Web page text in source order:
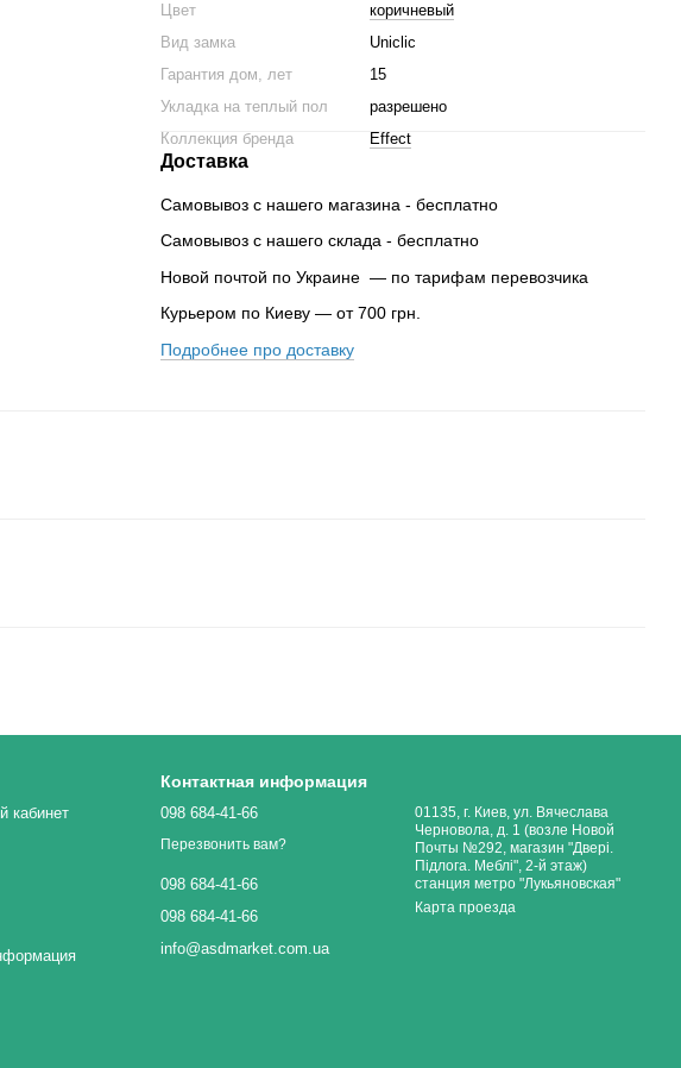
Цвет
коричневый
Вид замка
Uniclic
Гарантия дом, лет
15
Укладка на теплый пол
разрешено
Коллекция бренда
Effect
Доставка
Самовывоз с нашего магазина - бесплатно
Самовывоз с нашего склада - бесплатно
Новой почтой по Украине — по тарифам перевозчика
Курьером по Киеву — от 700 грн.
Подробнее про доставку
кабинет
Контактная информация
098 684-41-66
Перезвонить вам?
098 684-41-66
098 684-41-66
info@asdmarket.com.ua
01135, г. Киев, ул. Вячеслава
Черновола, д. 1 (возле Новой
Почты №292, магазин "Двері.
Підлога. Меблі", 2-й этаж)
станция метро "Лукьяновская"
Карта проезда